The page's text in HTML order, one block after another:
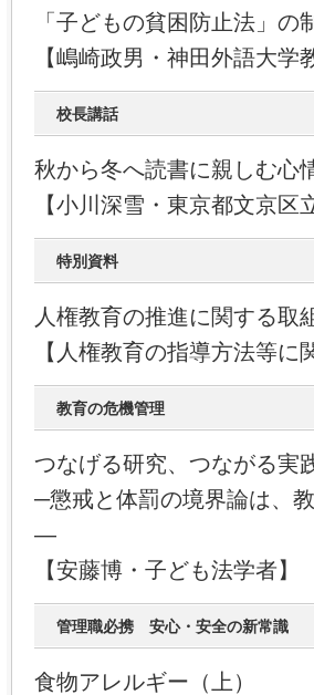
「子どもの貧困防止法」の
【嶋崎政男・神田外語大学
校長講話
秋から冬へ読書に親しむ心
【小川深雪・東京都文京区
特別資料
人権教育の推進に関する取
【人権教育の指導方法等
教育の危機管理
つなげる研究、つながる実
─懲戒と体罰の境界論は、
―
【安藤博・子ども法学者】
管理職必携 安心・安全の新常識
食物アレルギー（上）